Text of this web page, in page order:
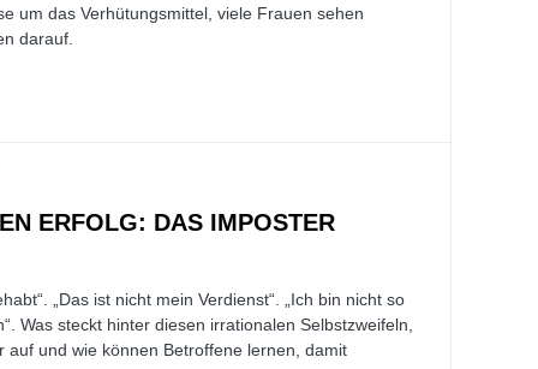
um das Verhütungsmittel, viele Frauen sehen
darauf.
ERFOLG: DAS IMPOSTER
„Das ist nicht mein Verdienst“. „Ich bin nicht so
Was steckt hinter diesen irrationalen Selbstzweifeln,
auf und wie können Betroffene lernen, damit